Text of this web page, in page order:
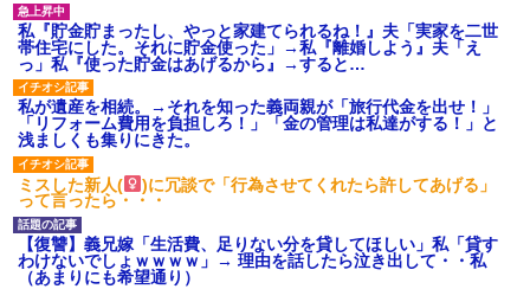
私『貯金貯まったし、やっと家建てられるね！』夫「実家を二世
帯住宅にした。それに貯金使った」→私『離婚しよう』夫「え
っ」私『使った貯金はあげるから』→すると…
私が遺産を相続。→それを知った義両親が「旅行代金を出せ！」
「リフォーム費用を負担しろ！」「金の管理は私達がする！」と
浅ましくも集りにきた。
ミスした新人(
)に冗談で「行為させてくれたら許してあげる」
って言ったら・・・
【復讐】義兄嫁「生活費、足りない分を貸してほしい」私「貸す
わけないでしょｗｗｗｗ」→ 理由を話したら泣き出して・・私
（あまりにも希望通り）